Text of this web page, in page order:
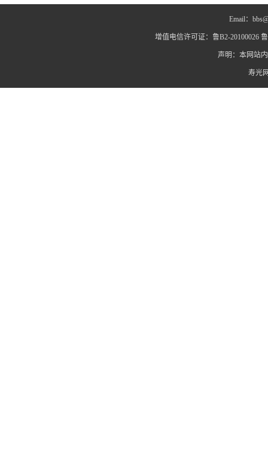
Email：
增值电信许可证：鲁B2-20100026
声明：本网站
寿光